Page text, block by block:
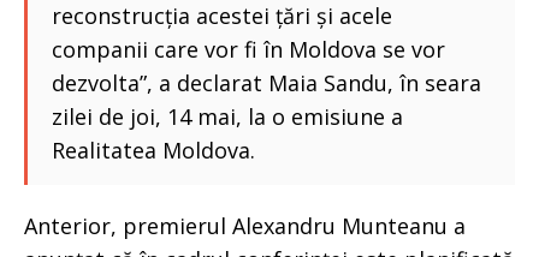
reconstrucția acestei țări și acele
companii care vor fi în Moldova se vor
dezvolta”, a declarat Maia Sandu, în seara
zilei de joi, 14 mai, la o emisiune a
Realitatea Moldova.
Anterior, premierul Alexandru Munteanu a